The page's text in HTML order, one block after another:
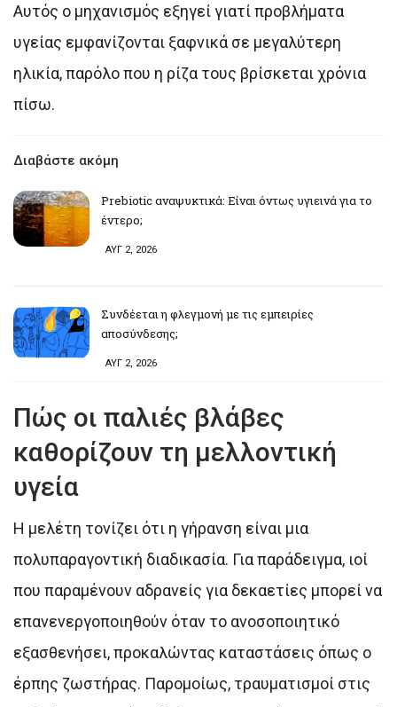
Αυτός ο μηχανισμός εξηγεί γιατί προβλήματα
υγείας εμφανίζονται ξαφνικά σε μεγαλύτερη
ηλικία, παρόλο που η ρίζα τους βρίσκεται χρόνια
πίσω.
Διαβάστε ακόμη
Prebiotic αναψυκτικά: Είναι όντως υγιεινά για το
έντερο;
ΑΥΓ 2, 2026
Συνδέεται η φλεγμονή με τις εμπειρίες
αποσύνδεσης;
ΑΥΓ 2, 2026
Πώς οι παλιές βλάβες
καθορίζουν τη μελλοντική
υγεία
Η μελέτη τονίζει ότι η γήρανση είναι μια
πολυπαραγοντική διαδικασία. Για παράδειγμα, ιοί
που παραμένουν αδρανείς για δεκαετίες μπορεί να
επανενεργοποιηθούν όταν το ανοσοποιητικό
εξασθενήσει, προκαλώντας καταστάσεις όπως ο
έρπης ζωστήρας. Παρομοίως, τραυματισμοί στις